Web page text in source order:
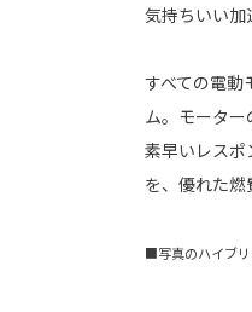
気持ちいい加
すべての電動
ム。モータ
素早いレスポ
を、優れた燃
■写真のハイブリ